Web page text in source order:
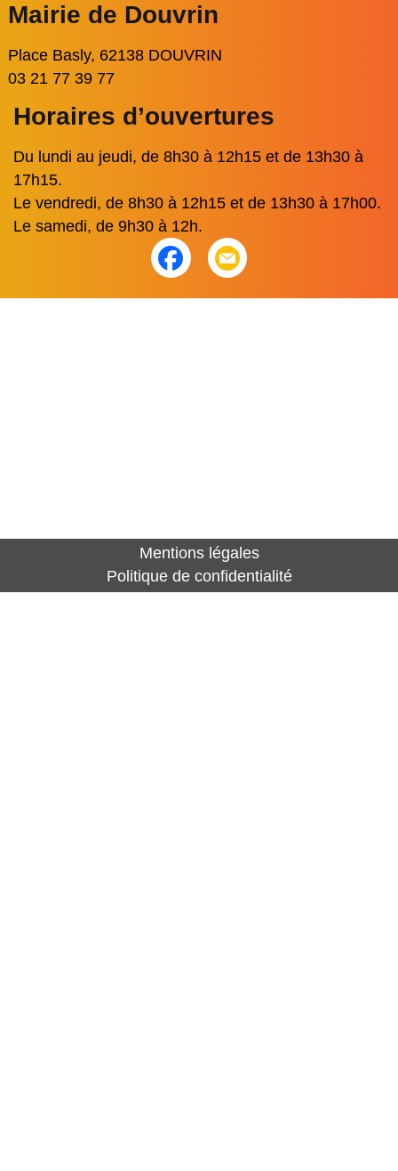
Mairie de Douvrin
Place Basly, 62138 DOUVRIN
03 21 77 39 77
Horaires d’ouvertures
Du lundi au jeudi, de 8h30 à 12h15 et de 13h30 à
17h15.
Le vendredi, de 8h30 à 12h15 et de 13h30 à 17h00.
Le samedi, de 9h30 à 12h.
Mentions légales
Politique de confidentialité